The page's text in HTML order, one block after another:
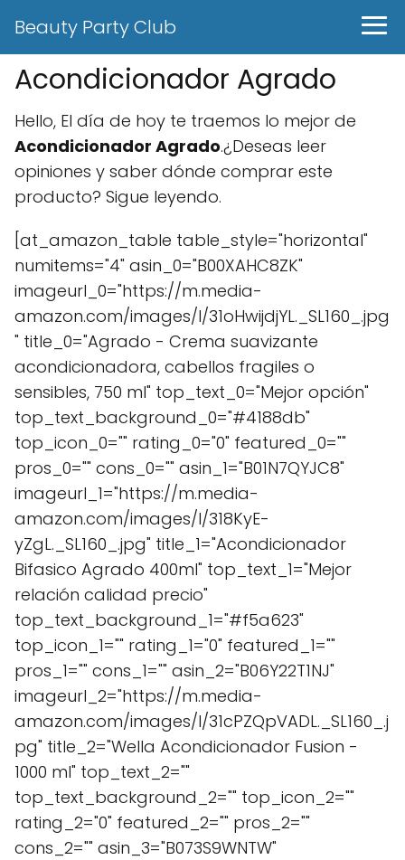
Beauty Party Club
Acondicionador Agrado
Hello, El día de hoy te traemos lo mejor de
Acondicionador Agrado.¿Deseas leer
opiniones y saber dónde comprar este
producto? Sigue leyendo.
[at_amazon_table table_style="horizontal"
numitems="4" asin_0="B00XAHC8ZK"
imageurl_0="https://m.media-
amazon.com/images/I/31oHwijdjYL._SL160_.jpg
" title_0="Agrado - Crema suavizante
acondicionadora, cabellos fragiles o
sensibles, 750 ml" top_text_0="Mejor opción"
top_text_background_0="#4188db"
top_icon_0="" rating_0="0" featured_0=""
pros_0="" cons_0="" asin_1="B01N7QYJC8"
imageurl_1="https://m.media-
amazon.com/images/I/318KyE-
yZgL._SL160_.jpg" title_1="Acondicionador
Bifasico Agrado 400ml" top_text_1="Mejor
relación calidad precio"
top_text_background_1="#f5a623"
top_icon_1="" rating_1="0" featured_1=""
pros_1="" cons_1="" asin_2="B06Y22T1NJ"
imageurl_2="https://m.media-
amazon.com/images/I/31cPZQpVADL._SL160_.j
pg" title_2="Wella Acondicionador Fusion -
1000 ml" top_text_2=""
top_text_background_2="" top_icon_2=""
rating_2="0" featured_2="" pros_2=""
cons_2="" asin_3="B073S9WNTW"